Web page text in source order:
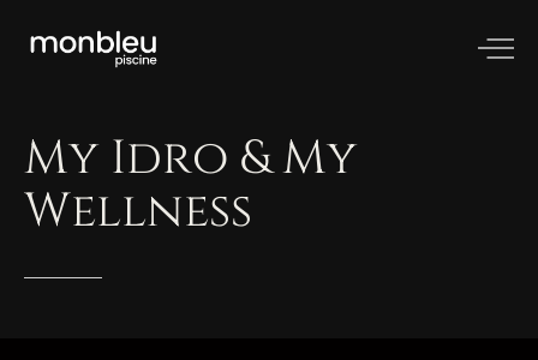
My Idro &My
Wellness